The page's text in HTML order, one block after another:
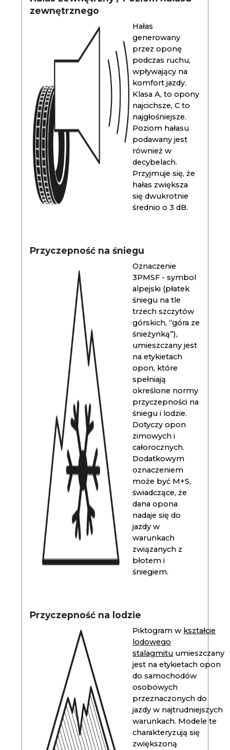
zewnętrznego
Hałas
generowany
przez oponę
podczas ruchu,
wpływający na
komfort jazdy.
Klasa A, to opony
najcichsze, C to
najgłośniejsze.
Poziom hałasu
podawany jest
również w
decybelach.
Przyjmuje się, że
hałas zwiększa
się dwukrotnie
średnio o 3 dB.
Przyczepność na śniegu
Oznaczenie
3PMSF - symbol
alpejski (płatek
śniegu na tle
trzech szczytów
górskich, “góra ze
śnieżynką”),
umieszczany jest
na etykietach
opon, które
spełniają
określone normy
przyczepności na
śniegu i lodzie.
Dotyczy opon
zimowych i
całorocznych.
Dodatkowym
oznaczeniem
może być M+S,
świadczące, że
dana opona
nadaje się do
jazdy w
warunkach
związanych z
błotem i
śniegiem.
Przyczepność na lodzie
Piktogram w kształcie
lodowego
stalagmitu umieszczany
jest na etykietach opon
do samochodów
osobowych
przeznaczonych do
jazdy w najtrudniejszych
warunkach. Modele te
charakteryzują się
zwiększoną